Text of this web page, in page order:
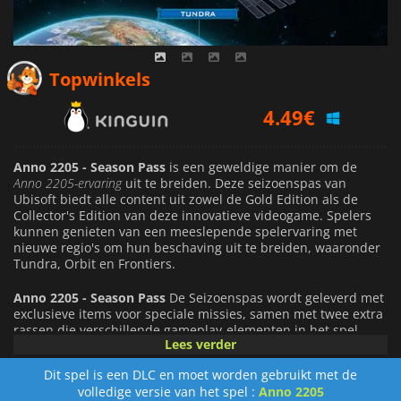
Topwinkels
4.84€
5.89€
Anno 2205 - Season Pass is een geweldige manier om de
Anno 2205-ervaringuit te breiden. Deze seizoenspas van
Ubisoft biedt alle content uit zowel de Gold Edition als de
Collector's Edition van deze innovatieve videogame. Spelers
kunnen genieten van een meeslepende spelervaring met
nieuwe regio's om hun beschaving uit te breiden, waaronder
Tundra, Orbit en Frontiers.
Anno 2205 - Season Pass De Seizoenspas wordt geleverd met
exclusieve items voor speciale missies, samen met twee extra
rassen die verschillende gameplay-elementen in het spel
brengen. De Season Pass geeft spelers ook toegang tot extra
content zoals wekelijkse uitdagingen en evenementen,
waardoor ze nog langer geboeid blijven terwijl ze proberen
op te klimmen in de competities terwijl ze hun vaardigheden
Lees verder
Dit spel is een DLC en moet worden gebruikt met de
volledige versie van het spel : Anno 2205